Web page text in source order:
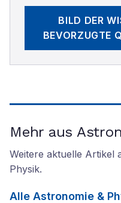
BILD DER
BEVORZUGTE
Mehr aus
Weitere aktuelle Artikel
Physik.
Alle Astronomie &